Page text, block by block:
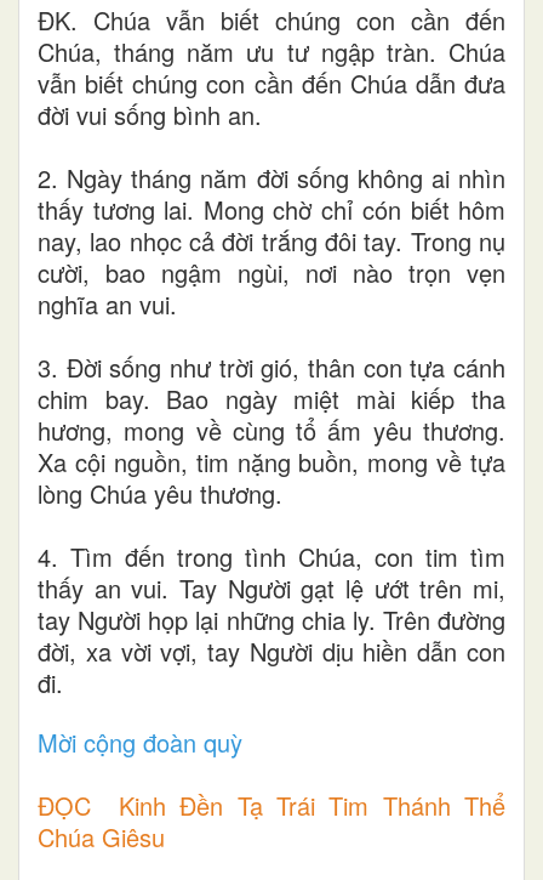
ĐK. Chúa vẫn biết chúng con cần đến
Chúa, tháng năm ưu tư ngập tràn. Chúa
vẫn biết chúng con cần đến Chúa dẫn đưa
đời vui sống bình an.
2. Ngày tháng năm đời sống không ai nhìn
thấy tương lai. Mong chờ chỉ cón biết hôm
nay, lao nhọc cả đời trắng đôi tay. Trong nụ
cười, bao ngậm ngùi, nơi nào trọn vẹn
nghĩa an vui.
3. Đời sống như trời gió, thân con tựa cánh
chim bay. Bao ngày miệt mài kiếp tha
hương, mong về cùng tổ ấm yêu thương.
Xa cội nguồn, tim nặng buồn, mong về tựa
lòng Chúa yêu thương.
4. Tìm đến trong tình Chúa, con tim tìm
thấy an vui. Tay Người gạt lệ ướt trên mi,
tay Người họp lại những chia ly. Trên đường
đời, xa vời vợi, tay Người dịu hiền dẫn con
đi.
Mời cộng đoàn quỳ
ĐỌC Kinh Đền Tạ Trái Tim Thánh Thể
Chúa Giêsu